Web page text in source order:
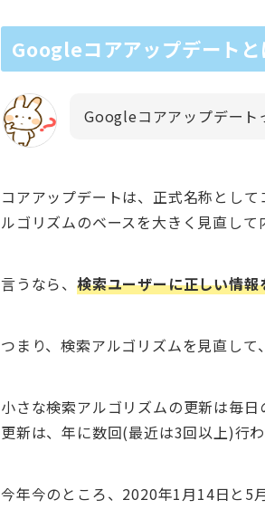
Googleコアアップデート
Googleコアアップデート
コアアップデートは、正式名称とし
ルゴリズムのベースを大きく見直して
言うなら、 検索ユーザーに正しい情
つまり、検索アルゴリズムを見直して
小さな検索アルゴリズムの更新は毎
更新は、年に数回(最近は3回以上)行わ
今年今のところ、2020年1月14日と5